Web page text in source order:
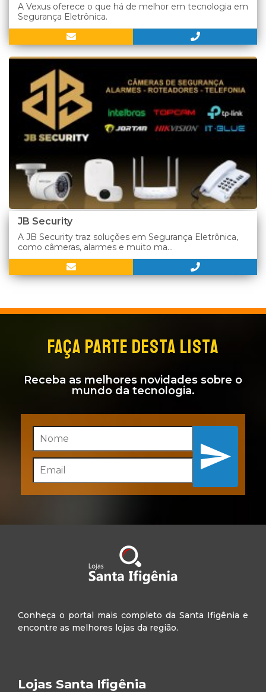
A Vexus oferece o que há de melhor em tecnologia em
Segurança Eletrônica.
JB Security
A JB Security traz soluções em Segurança Eletrônica,
como câmeras, alarmes e muito ma...
FAÇA PARTE DESTA LISTA
Receba as melhores novidades sobre o
mundo da tecnologia.
Inscreva-se
Conheça o portal mais completo da Santa Ifigênia e
encontre as melhores lojas da região.
Lojas Santa Ifigênia